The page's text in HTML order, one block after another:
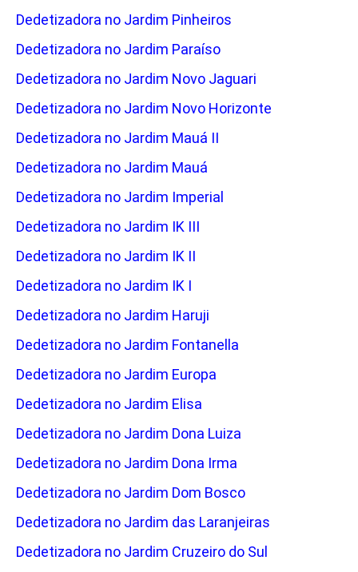
Dedetizadora no Jardim Pinheiros
Dedetizadora no Jardim Paraíso
Dedetizadora no Jardim Novo Jaguari
Dedetizadora no Jardim Novo Horizonte
Dedetizadora no Jardim Mauá II
Dedetizadora no Jardim Mauá
Dedetizadora no Jardim Imperial
Dedetizadora no Jardim IK III
Dedetizadora no Jardim IK II
Dedetizadora no Jardim IK I
Dedetizadora no Jardim Haruji
Dedetizadora no Jardim Fontanella
Dedetizadora no Jardim Europa
Dedetizadora no Jardim Elisa
Dedetizadora no Jardim Dona Luiza
Dedetizadora no Jardim Dona Irma
Dedetizadora no Jardim Dom Bosco
Dedetizadora no Jardim das Laranjeiras
Dedetizadora no Jardim Cruzeiro do Sul